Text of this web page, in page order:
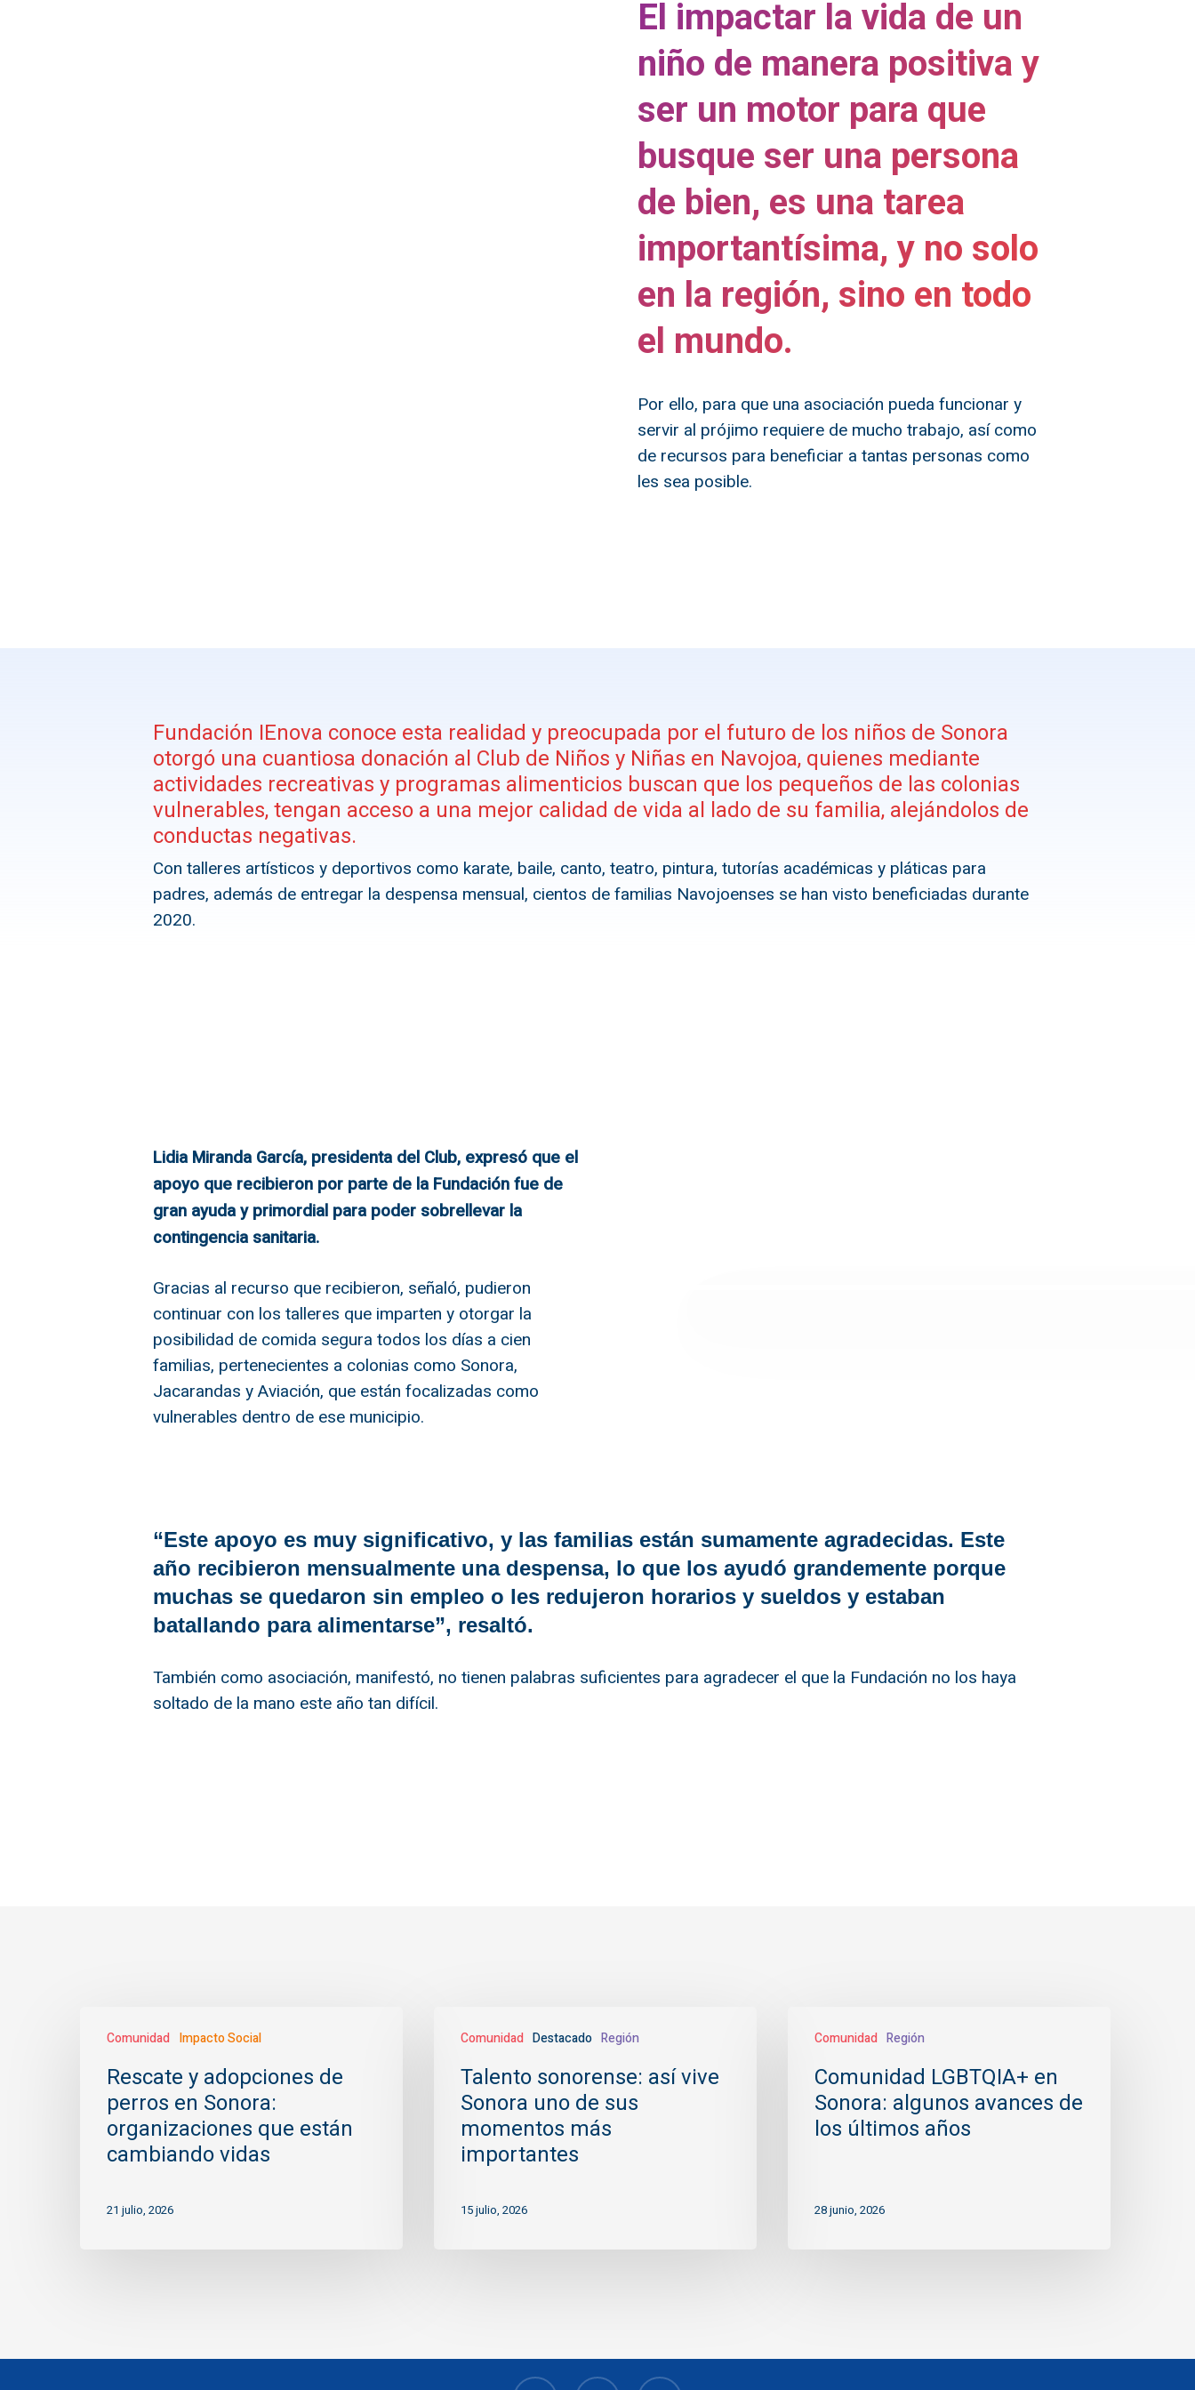
El impactar la vida de un
niño de manera positiva y
ser un motor para que
busque ser una persona
de bien, es una tarea
importantísima, y no solo
en la región, sino en todo
el mundo.
Por ello, para que una asociación pueda funcionar y
servir al prójimo requiere de mucho trabajo, así como
de recursos para beneficiar a tantas personas como
les sea posible.
Fundación IEnova conoce esta realidad y preocupada por el futuro de los niños de Sonora
otorgó una cuantiosa donación al Club de Niños y Niñas en Navojoa, quienes mediante
actividades recreativas y programas alimenticios buscan que los pequeños de las colonias
vulnerables, tengan acceso a una mejor calidad de vida al lado de su familia, alejándolos de
conductas negativas.
Con talleres artísticos y deportivos como karate, baile, canto, teatro, pintura, tutorías académicas y pláticas para
padres, además de entregar la despensa mensual, cientos de familias Navojoenses se han visto beneficiadas durante
2020.
Lidia Miranda García, presidenta del Club, expresó que el
apoyo que recibieron por parte de la Fundación fue de
gran ayuda y primordial para poder sobrellevar la
contingencia sanitaria.
Gracias al recurso que recibieron, señaló, pudieron
continuar con los talleres que imparten y otorgar la
posibilidad de comida segura todos los días a cien
familias, pertenecientes a colonias como Sonora,
Jacarandas y Aviación, que están focalizadas como
vulnerables dentro de ese municipio.
“Este apoyo es muy significativo, y las familias están sumamente agradecidas. Este
año recibieron mensualmente una despensa, lo que los ayudó grandemente porque
muchas se quedaron sin empleo o les redujeron horarios y sueldos y estaban
batallando para alimentarse”, resaltó.
También como asociación, manifestó, no tienen palabras suficientes para agradecer el que la Fundación no los haya
soltado de la mano este año tan difícil.
Comunidad Impacto Social
adopciones
perros
organizaciones
Rescate y adopciones de
perros en Sonora:
organizaciones que están
cambiando vidas
21 julio, 2026
Comunidad Destacado Región
sonorense:
vive
Sonora
momentos
Talento sonorense: así vive
Sonora uno de sus
momentos más
importantes
15 julio, 2026
Comunidad Región
LGBTQIA+
Sonora:
algunos
últimos
Comunidad LGBTQIA+ en
Sonora: algunos avances de
los últimos años
28 junio, 2026
facebook youtube instagram